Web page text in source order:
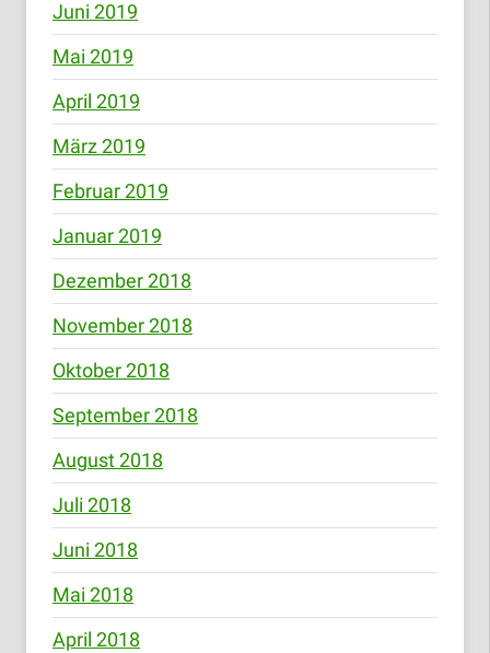
Juni 2019
Mai 2019
April 2019
März 2019
Februar 2019
Januar 2019
Dezember 2018
November 2018
Oktober 2018
September 2018
August 2018
Juli 2018
Juni 2018
Mai 2018
April 2018